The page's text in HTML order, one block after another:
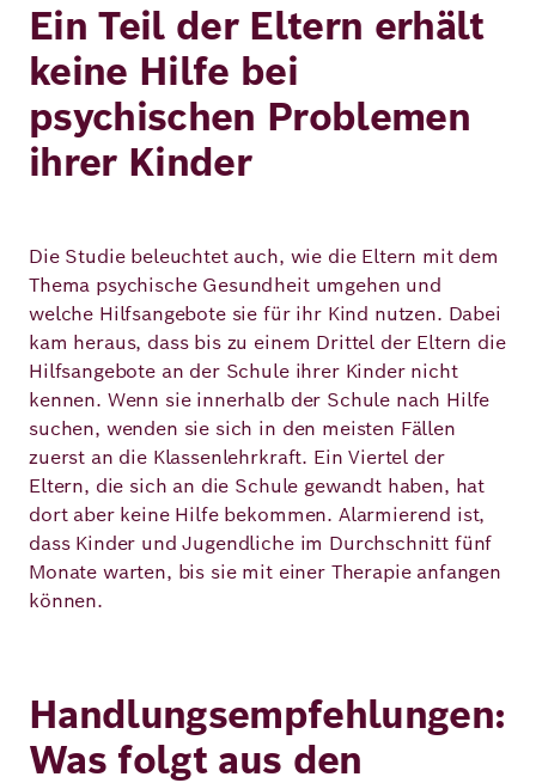
Ein Teil der Eltern erhält
keine Hilfe bei
psychischen Problemen
ihrer Kinder
Die Studie beleuchtet auch, wie die Eltern mit dem
Thema psychische Gesundheit umgehen und
welche Hilfsangebote sie für ihr Kind nutzen. Dabei
kam heraus, dass bis zu einem Drittel der Eltern die
Hilfsangebote an der Schule ihrer Kinder nicht
kennen. Wenn sie innerhalb der Schule nach Hilfe
suchen, wenden sie sich in den meisten Fällen
zuerst an die Klassenlehrkraft. Ein Viertel der
Eltern, die sich an die Schule gewandt haben, hat
dort aber keine Hilfe bekommen. Alarmierend ist,
dass Kinder und Jugendliche im Durchschnitt fünf
Monate warten, bis sie mit einer Therapie anfangen
können.
Handlungsempfehlungen:
Was folgt aus den